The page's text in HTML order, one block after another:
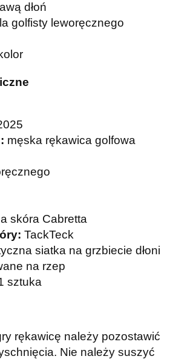
dłoń
golfisty leworęcznego
męska rękawica golfowa
skóra Cabretta
TackTeck
siatka na grzbiecie dłoni
na rzep
sztuka
rękawicę należy pozostawić
Nie należy suszyć